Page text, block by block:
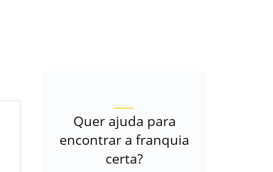
Quer ajuda para
encontrar a franquia
certa?